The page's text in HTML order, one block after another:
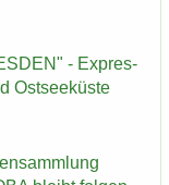
- Ex­pres­
Ost­see­küs­te